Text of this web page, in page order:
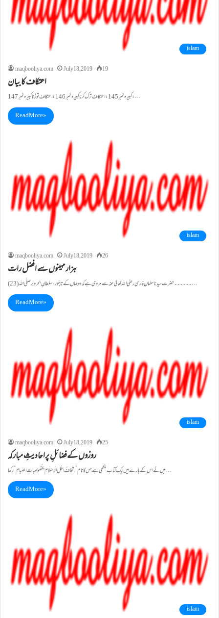
islam
maqbooliya.com
July 18, 2019 19
اعتکاف کا بیان
کبيرہ نمبر145: اعتکاف ترک کرنا کبيرہ نمبر146: اعتکاف توڑنا کبيرہ نمبر147: …
Read More »
islam
maqbooliya.com
July 18, 2019 26
ہزار مہینوں سے افضل رات
(23)۔۔۔۔۔۔حضرت سیدنا سلمان فارسی رضی اللہ تعالیٰ عنہ سے مروی ہے کہ دو جہاں کے تاجْوَر، سلطانِ بَحرو بَرصلَّی اللہ…
Read More »
islam
maqbooliya.com
July 18, 2019 25
روزوں کےفضائلِ پراحادیثِ مبارکہ
ميں نے اس کے بارے ميں ايک کتاب لکھی ہے جس کا نام”اِتِّحَافُ اَھْلِ الْاِسْلَامِ بِخُصُوْصِياتِ الصِّيامِ” رکھا…
Read More »
islam